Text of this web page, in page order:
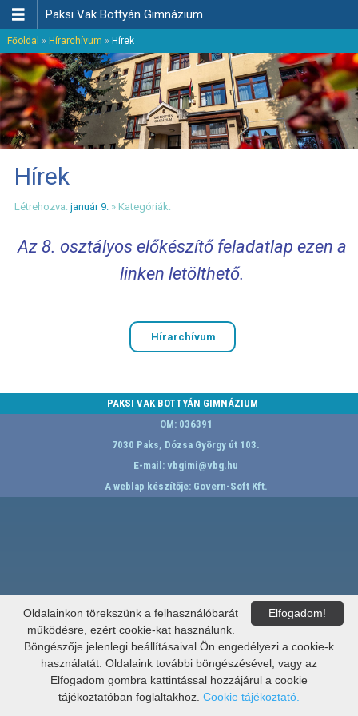
 Paksi Vak Bottyán Gimnázium
Főoldal » Hírarchívum » Hírek
Hírek
Létrehozva: január 9. » Kategóriák:
Az 8. osztályos előkészítő feladatlap ezen a
linken letölthető.
Hírarchívum
PAKSI VAK BOTTYÁN GIMNÁZIUM
OM: 036391
7030 Paks, Dózsa György út 103.
E-mail:vbgimi@vbg.hu
A weblap készítője: Govern-Soft Kft.
Elfogadom!
Oldalainkon törekszünk a felhasználóbarát
működésre, ezért cookie-kat használunk.
Böngészője jelenlegi beállításaival Ön engedélyezi a cookie-k
használatát. Oldalaink további böngészésével, vagy az
Elfogadom gombra kattintással hozzájárul a cookie
tájékoztatóban foglaltakhoz. Cookie tájékoztató.